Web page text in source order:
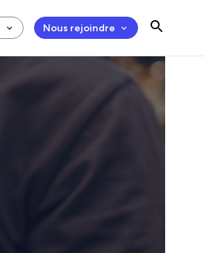
Nous rejoindre